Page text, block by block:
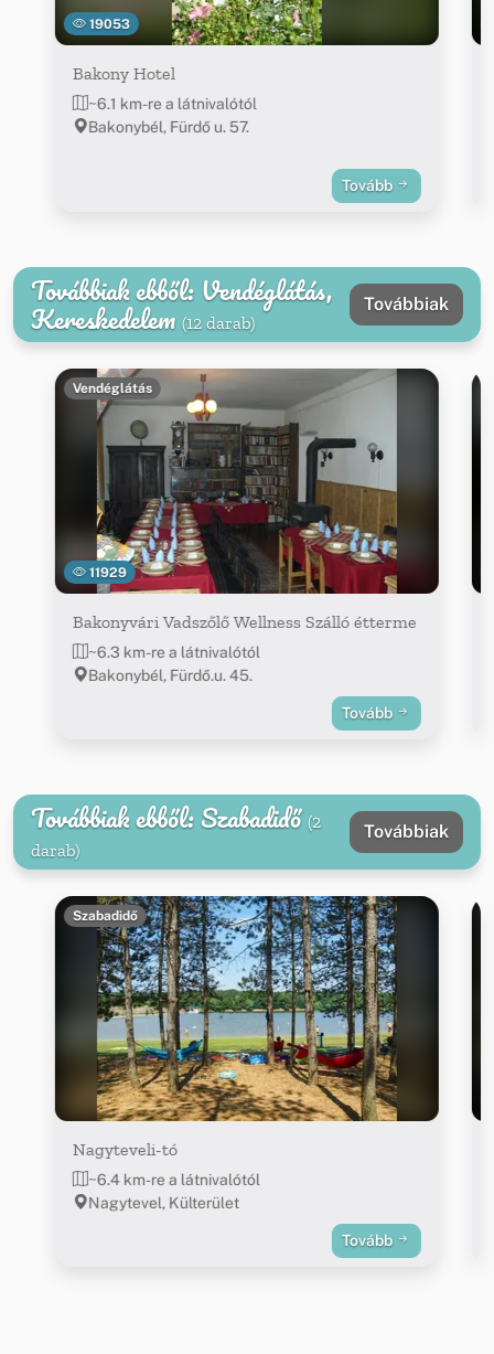
19053
Bakony Hotel
~6.1 km-re a látnivalótól
Bakonybél, Fürdő u. 57.
Tovább
Továbbiak ebből: Vendéglátás,
Kereskedelem (12 darab)
Továbbiak
11929
Vendéglátás
Bakonyvári Vadszőlő Wellness Szálló étterme
~6.3 km-re a látnivalótól
Bakonybél, Fürdő.u. 45.
Tovább
Továbbiak ebből: Szabadidő (2
darab)
Továbbiak
Szabadidő
Nagyteveli-tó
~6.4 km-re a látnivalótól
Nagytevel, Külterület
Tovább